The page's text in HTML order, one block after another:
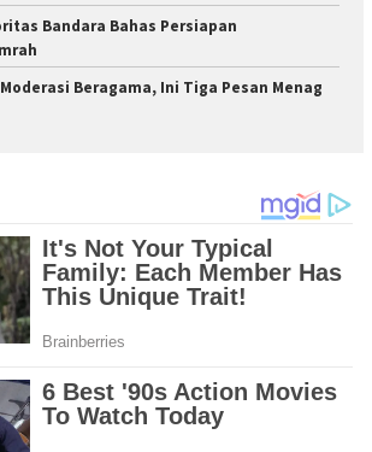
Bandara Bahas Persiapan
Beragama, Ini Tiga Pesan Menag